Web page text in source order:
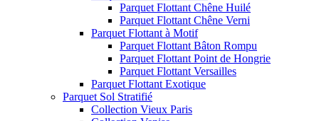
Parquet Flottant Chêne Huilé
Parquet Flottant Chêne Verni
Parquet Flottant à Motif
Parquet Flottant Bâton Rompu
Parquet Flottant Point de Hongrie
Parquet Flottant Versailles
Parquet Flottant Exotique
Parquet Sol Stratifié
Collection Vieux Paris